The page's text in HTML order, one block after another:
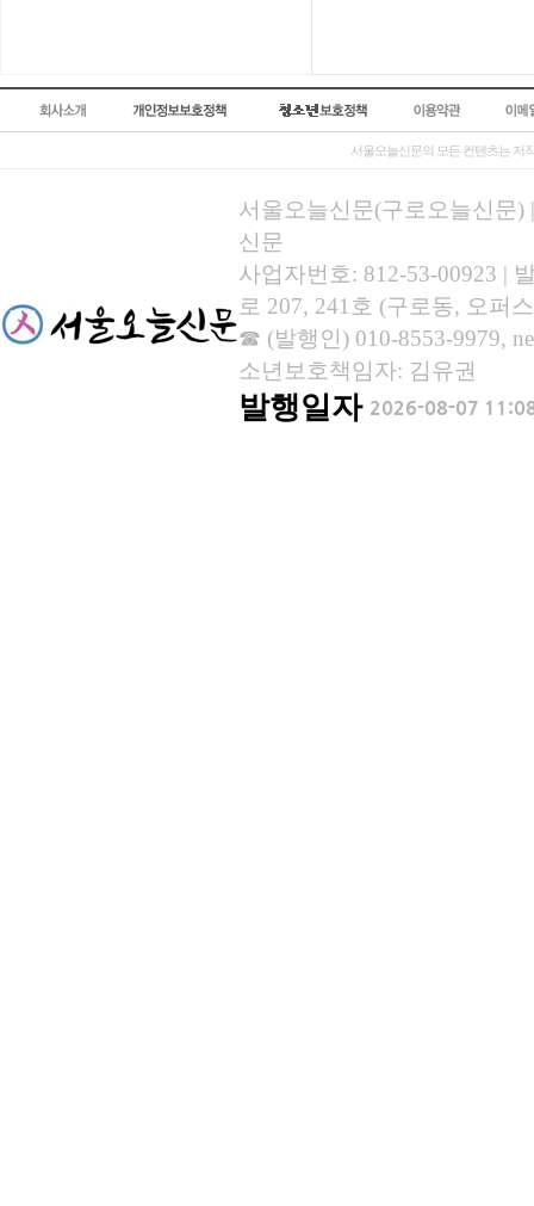
서울오늘신문의 모든 컨텐츠는 저
서울오늘신문(구로오늘신문)
신문
사업자번호: 812-53-00923 |
로 207, 241호 (구로동, 오퍼
☎ (발행인) 010-8553-9979,
소년보호책임자: 김유권
발행일자